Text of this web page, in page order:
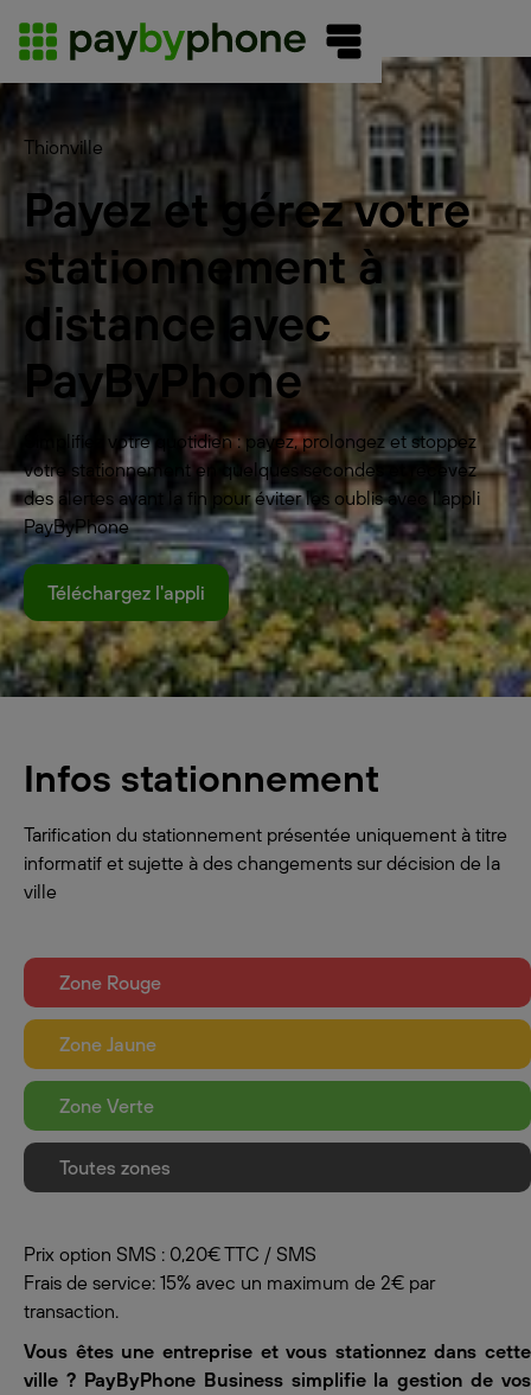
Thionville
Payez et gérez votre
stationnement à
distance avec
PayByPhone
Simplifiez votre quotidien : payez, prolongez et stoppez
votre stationnement en quelques secondes et recevez
des alertes avant la fin pour éviter les oublis avec l'appli
PayByPhone
Téléchargez l'appli
Infos stationnement
Tarification du stationnement présentée uniquement à titre
informatif et sujette à des changements sur décision de la
ville
Zone Rouge
Zone Jaune
Zone Verte
Toutes zones
Prix option SMS : 0,20€ TTC / SMS
Frais de service: 15% avec un maximum de 2€ par
transaction.
Vous êtes une entreprise et vous stationnez dans cette
ville ? PayByPhone Business simplifie la gestion de vos